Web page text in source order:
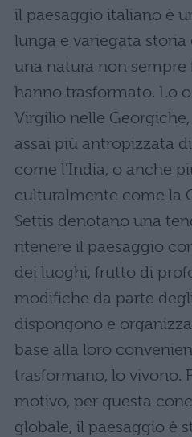
il paesaggio italiano è
lunga e variegata storia
una natura non
hanno trasformato. Lo
Virgilio nelle
assai più antropizzata
come l’India, o anche
culturalmente come la
Settis denotano una
ritenere il paesaggio
dei luoghi, frutto di
modifiche da parte
dispongono e
base alla loro
trasformano, lo vivono.
motivo, per questa
globale, il paesaggio è